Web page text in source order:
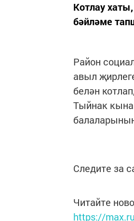
Котлау
бәйләме
Район
авыл
белән
Тыйнак кына
Следите за
Читайте
https://